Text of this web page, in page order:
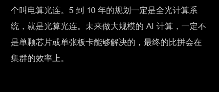
个叫电算光连。5 到 10 年的规划一定是全光计算系
统，就是光算光连。未来做大规模的 AI 计算，一定不
是单颗芯片或单张板卡能够解决的，最终的比拼会在
集群的效率上。